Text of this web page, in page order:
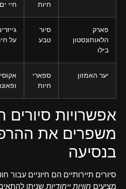
חיות
חיי ים
פארק
הלאותונסטון
בילו
סיור
טבע
על
יער האמזון
ספארי
חיות
אפשרויות סיורים
משפרים את
בנסיעה
סיורים תיירותיים הם חיוניים עבור
מציעים חוויות ייחודיות שניתן